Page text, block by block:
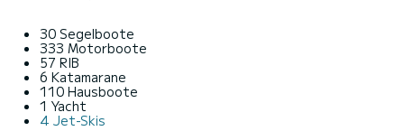
30 Segelboote
333 Motorboote
57 RIB
6 Katamarane
110 Hausboote
1 Yacht
4 Jet-Skis